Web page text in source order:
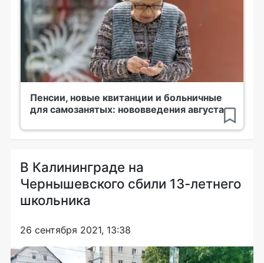
Пенсии, новые квитанции и больничные
для самозанятых: нововведения августа
В Калининграде на
Чернышевского сбили 13-летнего
школьника
26 сентября 2021, 13:38